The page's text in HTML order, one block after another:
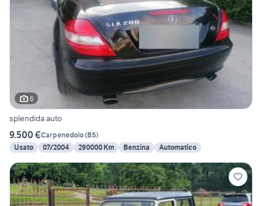
6
splendida auto
9.500 €Carpenedolo(BS)
Usato
07/2004 290000 Km Benzina Automatico